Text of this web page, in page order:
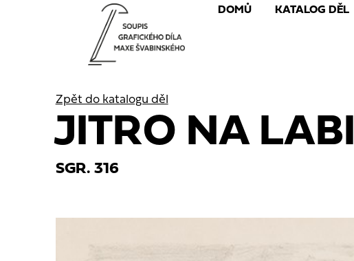
DOMŮ KATALOG DĚL
Zpět do katalogu děl
JITRO NA LABI
SGR. 316